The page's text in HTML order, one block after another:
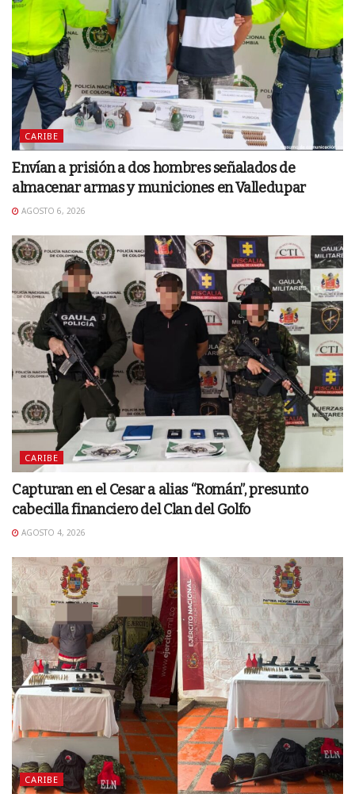
CARIBE
Envían a prisión a dos hombres señalados de
almacenar armas y municiones en Valledupar
AGOSTO 6, 2026
CARIBE
Capturan en el Cesar a alias “Román”, presunto
cabecilla financiero del Clan del Golfo
AGOSTO 4, 2026
CARIBE